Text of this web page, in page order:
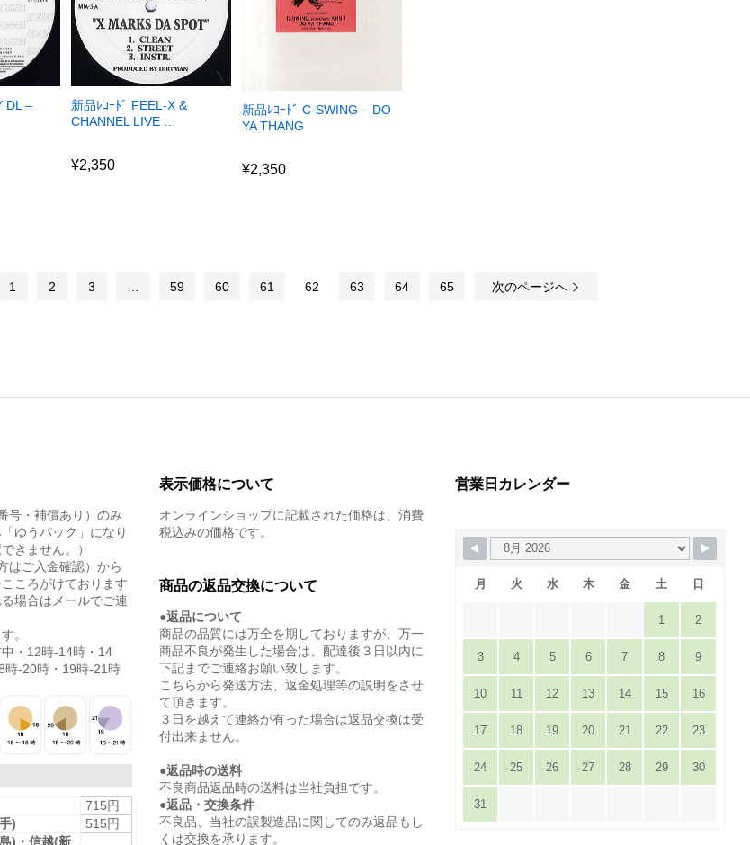
DL –
新品ﾚｺｰﾄﾞ FEEL-X &
CHANNEL LIVE …
¥2,350
新品ﾚｺｰﾄﾞ C-SWING – DO
YA THANG
¥2,350
1 2 3 … 59 60 61 62 63 64 65 次のページへ
号・補償あり）のみ
ゆうパック」になり
きません。）
はご入金確認）から
ころがけております
場合はメールでご連
。
・12時-14時・14
時-20時・19時-21時
715円
)
515円
)・信越(新
表示価格について
オンラインショップに記載された価格は、消費
税込みの価格です。
商品の返品交換について
●返品について
商品の品質には万全を期しておりますが、万一
商品不良が発生した場合は、配達後３日以内に
下記までご連絡お願い致します。
こちらから発送方法、返金処理等の説明をさせ
て頂きます。
３日を越えて連絡が有った場合は返品交換は受
付出来ません。
●返品時の送料
不良商品返品時の送料は当社負担です。
●返品・交換条件
不良品、当社の誤製造品に関してのみ返品もし
くは交換を承ります。
営業日カレンダー
月 火 水 木 金 土 日
1 2
3 4 5 6 7 8 9
10 11 12 13 14 15 16
17 18 19 20 21 22 23
24 25 26 27 28 29 30
31